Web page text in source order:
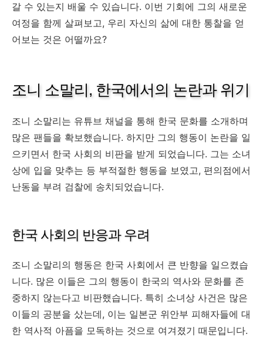
갈 수 있는지 배울 수 있습니다. 이번 기회에 그의 새로운
여정을 함께 살펴보고, 우리 자신의 삶에 대한 통찰을 얻
어보는 것은 어떨까요?
조니 소말리, 한국에서의 논란과 위기
조니 소말리는 유튜브 채널을 통해 한국 문화를 소개하며
많은 팬들을 확보했습니다. 하지만 그의 행동이 논란을 일
으키면서 한국 사회의 비판을 받게 되었습니다. 그는 소녀
상에 입을 맞추는 등 부적절한 행동을 보였고, 편의점에서
난동을 부려 검찰에 송치되었습니다.
한국 사회의 반응과 우려
조니 소말리의 행동은 한국 사회에서 큰 반향을 일으켰습
니다. 많은 이들은 그의 행동이 한국의 역사와 문화를 존
중하지 않는다고 비판했습니다. 특히 소녀상 사건은 많은
이들의 공분을 샀는데, 이는 일본군 위안부 피해자들에 대
한 역사적 아픔을 모독하는 것으로 여겨졌기 때문입니다.